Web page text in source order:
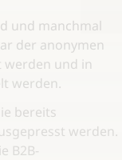
und manchmal
der anonymen
werden und in
werden.
bereits
werden.
B2B-